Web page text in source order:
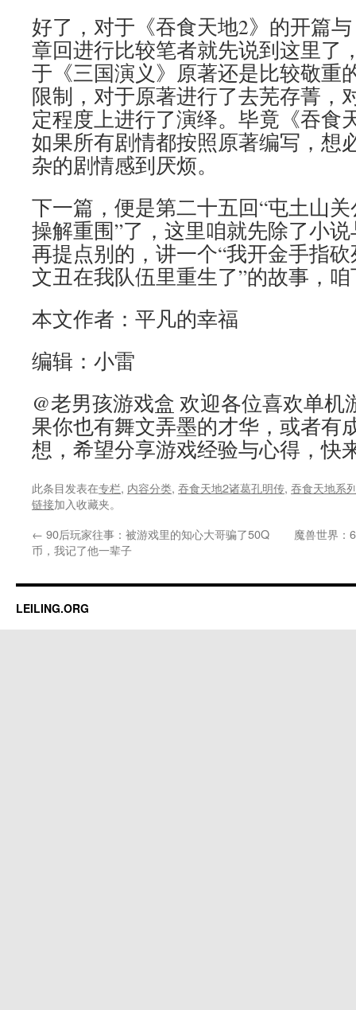
好了，对于《吞食天地2》的开篇
章回进行比较笔者就先说到这里了
于《三国演义》原著还是比较敬重
限制，对于原著进行了去芜存菁，
定程度上进行了演绎。毕竟《吞食
如果所有剧情都按照原著编写，想
杂的剧情感到厌烦。
下一篇，便是第二十五回“屯土山
操解重围”了，这里咱就先除了小
再提点别的，讲一个“我开金手指
文丑在我队伍里重生了”的故事，
本文作者：平凡的幸福
编辑：小雷
@老男孩游戏盒 欢迎各位喜欢单
果你也有舞文弄墨的才华，或者有
想，希望分享游戏经验与心得，快
此条目发表在专栏, 内容分类, 吞食天地2诸葛孔明传, 吞食天地系
链接加入收藏夹。
← 90后玩家往事：被游戏里的知心大哥骗了50Q
币，我记了他一辈子
魔兽世界：
LEILING.ORG